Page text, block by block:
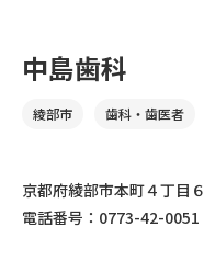
中島歯科
綾部市 歯科・歯医者
京都府綾部市本町４丁目６
電話番号：0773-42-0051